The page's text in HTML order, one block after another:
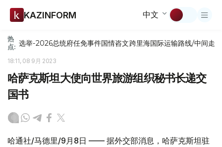
KAZINFORM 中文
热
点: 选举-2026总统府任免事件国情咨文跨里海国际运输路线/中间走廊
18:11, 08 9月 2023
哈萨克斯坦大使向世界旅游组织秘书长递交
国书
哈通社/马德里/9月8日 —— 据外交部消息，哈萨克斯坦驻